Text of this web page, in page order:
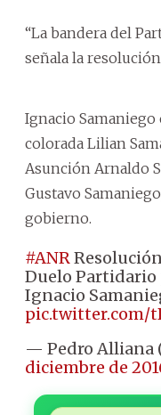
“La bandera del
señala la
Ignacio Samaniego
colorada Lilian
Asunción Arnaldo
Gustavo
gobierno.
#ANRResolución
Duelo Partidario
Ignacio
pic.twitter.com/
— Pedro Alliana
diciembre de